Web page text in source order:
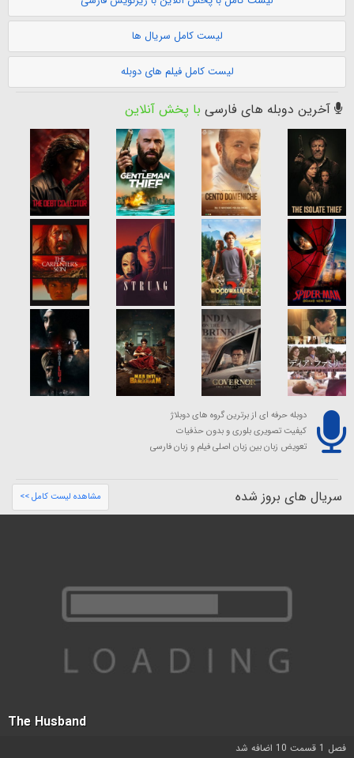
لیست کامل سریال ها
لیست کامل فیلم های دوبله
آخرین دوبله های فارسی با پخش آنلاین
دوبله حرفه ای از برترین گروه های دوبلاژ
کیفیت تصویری بلوری و بدون حذفیات
تعویض زبان بین زبان اصلی فیلم و زبان فارسی
سریال های بروز شده مشاهده لیست کامل >>
The Husband
فصل 1 قسمت 10 اضافه شد